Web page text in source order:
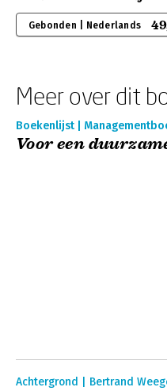
Gebonden | Nederlands
Meer over dit
Boekenlijst |
Voor een
Achtergrond | Bertrand